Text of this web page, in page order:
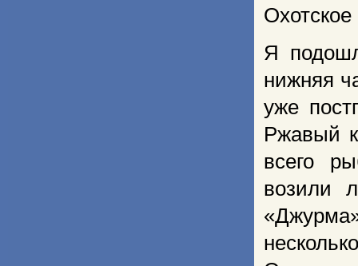
Я
нижняя
уже
Ржавый
всего
возили